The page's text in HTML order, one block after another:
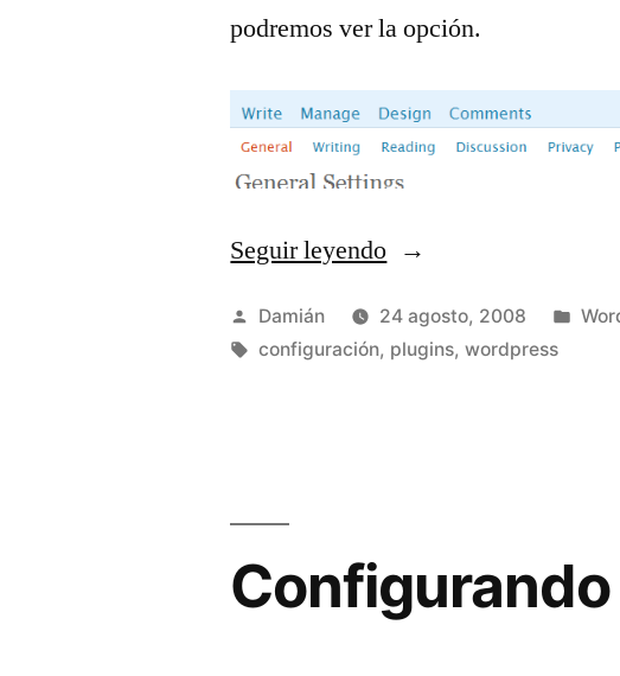
podremos ver la opción.
Seguir leyendo«Posts
Publicado
por
Damián 24 agosto, 2008
Etiquetas:
configuración, plugins,wordpress